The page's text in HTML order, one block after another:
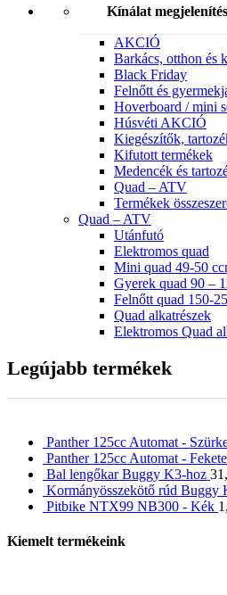
Kínálat
AKCIÓ
Barkács, otthon és
Black Friday
Felnőtt és
Hoverboard / mini
Húsvéti AKCIÓ
Kiegészítők,
Kifutott termékek
Medencék és
Quad – ATV
Termékek
Quad – ATV
Utánfutó
Elektromos quad
Mini quad 49-50
Gyerek quad 90 –
Felnőtt quad 150-
Quad alkatrészek
Elektromos Quad
Legújabb termékek
Panther 125cc Automat -
Panther 125cc Automat - Fekete
Bal lengőkar Buggy K3-hoz
Kormányösszekötő rúd Buggy
Pitbike NTX99 NB300 - Kék
Kiemelt termékeink